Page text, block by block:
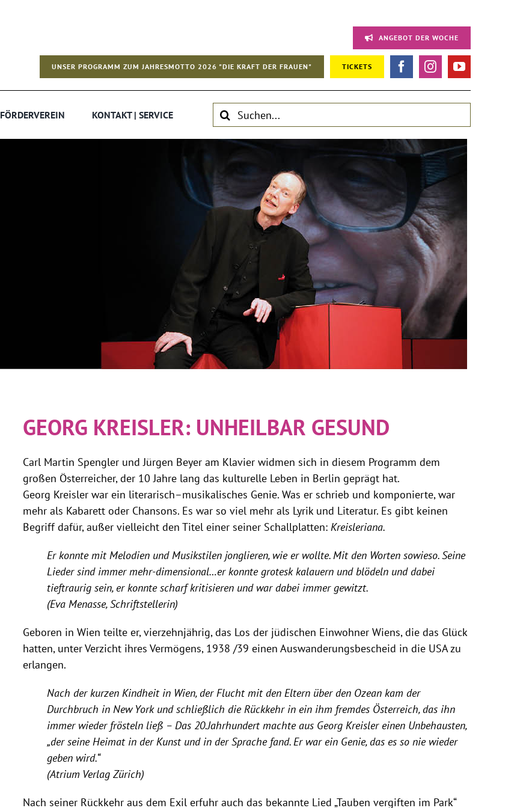
ANGEBOT DER WOCHE
UNSER PROGRAMM ZUM JAHRESMOTTO 2026 "DIE KRAFT DER FRAUEN" TICKETS
FÖRDERVEREIN KONTAKT | SERVICE
Suche
nach:
GEORG KREISLER: UNHEILBAR GESUND
Carl Martin Spengler und Jürgen Beyer am Klavier widmen sich in diesem Programm dem
großen Österreicher, der 10 Jahre lang das kulturelle Leben in Berlin geprägt hat.
Georg Kreisler war ein literarisch–musikalisches Genie. Was er schrieb und komponierte, war
mehr als Kabarett oder Chansons. Es war so viel mehr als Lyrik und Literatur. Es gibt keinen
Begriff dafür, außer vielleicht den Titel einer seiner Schallplatten:Kreisleriana.
Er konnte mit Melodien und Musikstilen jonglieren, wie er wollte. Mit den Worten sowieso. Seine
Lieder sind immer mehr-dimensional…er konnte grotesk kalauern und blödeln und dabei
tieftraurig sein, er konnte scharf kritisieren und war dabei immer gewitzt.
(Eva Menasse, Schriftstellerin)
Geboren in Wien teilte er, vierzehnjährig, das Los der jüdischen Einwohner Wiens, die das Glück
hatten, unter Verzicht ihres Vermögens, 1938 /39 einen Auswanderungsbescheid in die USA zu
erlangen.
Nach der kurzen Kindheit in Wien, der Flucht mit den Eltern über den Ozean kam der
Durchbruch in New York und schließlich die Rückkehr in ein ihm fremdes Österreich, das ihn
immer wieder frösteln ließ – Das 20.Jahrhundert machte aus Georg Kreisler einen Unbehausten,
„der seine Heimat in der Kunst und in der Sprache fand. Er war ein Genie, das es so nie wieder
geben wird.“
(Atrium Verlag Zürich)
Nach seiner Rückkehr aus dem Exil erfuhr auch das bekannte Lied „Tauben vergiften im Park“